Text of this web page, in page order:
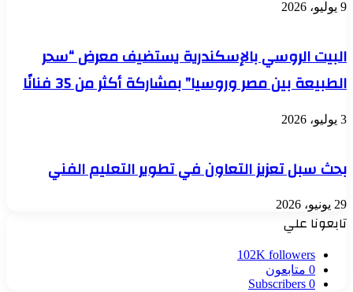
9 يوليو، 2026
البيت الروسي بالإسكندرية يستضيف معرض “سحر
الطبيعة بين مصر وروسيا” بمشاركة أكثر من 35 فنانًا
3 يوليو، 2026
بحث سبل تعزيز التعاون في تطوير التعليم الفني
29 يونيو، 2026
تابعونا علي
102K followers
0 متابعون
0
Subscribers